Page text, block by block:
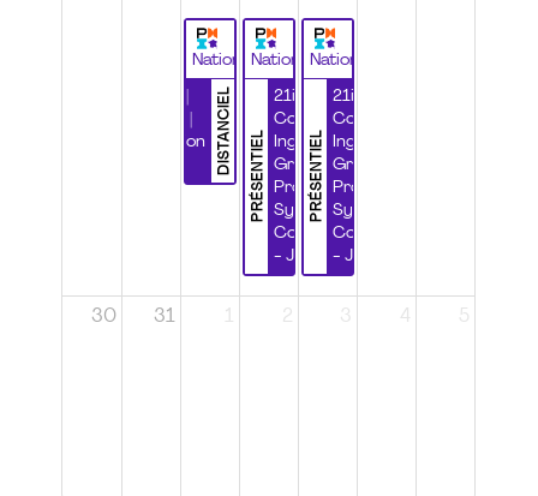
National
DISTANCIEL
Certification
National
PRÉSENTIEL
21ième
Congrès
Ingénierie
Grands
Projets et
Systèmes
Complexes
- Jour 1
National
PRÉSENTIEL
21ième
Congrès
Ingénierie
Grands
Projets et
Systèmes
Complexes
- Jour 2
30 31 1 2 3 4 5